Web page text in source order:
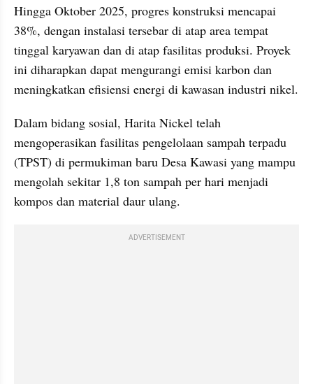
Hingga Oktober 2025, progres konstruksi mencapai
38%, dengan instalasi tersebar di atap area tempat
tinggal karyawan dan di atap fasilitas produksi. Proyek
ini diharapkan dapat mengurangi emisi karbon dan
meningkatkan efisiensi energi di kawasan industri nikel.
Dalam bidang sosial, Harita Nickel telah
mengoperasikan fasilitas pengelolaan sampah terpadu
(TPST) di permukiman baru Desa Kawasi yang mampu
mengolah sekitar 1,8 ton sampah per hari menjadi
kompos dan material daur ulang.
ADVERTISEMENT